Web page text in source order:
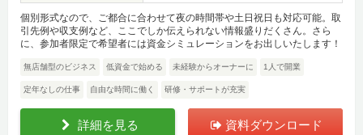
個別形式なので、ご都合に合わせて夜の時間帯や土日祝日も対応可能。取
引先例や収支例など、ここでしか伝えられない情報盛りだくさん。さら
に、参加者限定で希望者には資金シミュレーションをお出しいたします！
無店舗型のビジネス 低資金で始める 未経験からオーナーに 1人で開業
定年なしの仕事 自由な時間に働く 研修・サポートが充実
詳細を見る 資料ダウンロード